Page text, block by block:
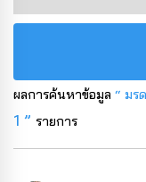
ผลการค้นหาข้อมูล “ มร
1 ” รายการ